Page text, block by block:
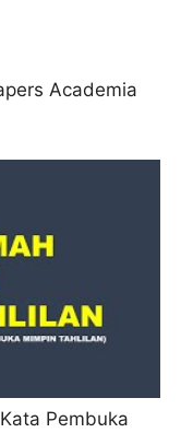
Academia
Pembuka